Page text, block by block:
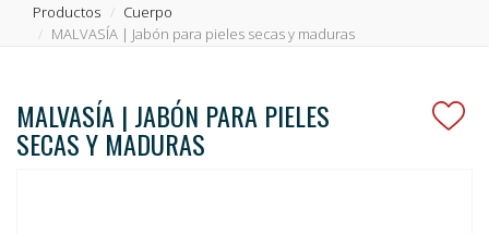
Productos
Cuerpo
MALVASÍA | Jabón para pieles secas y maduras
MALVASÍA | JABÓN PARA PIELES
SECAS Y MADURAS